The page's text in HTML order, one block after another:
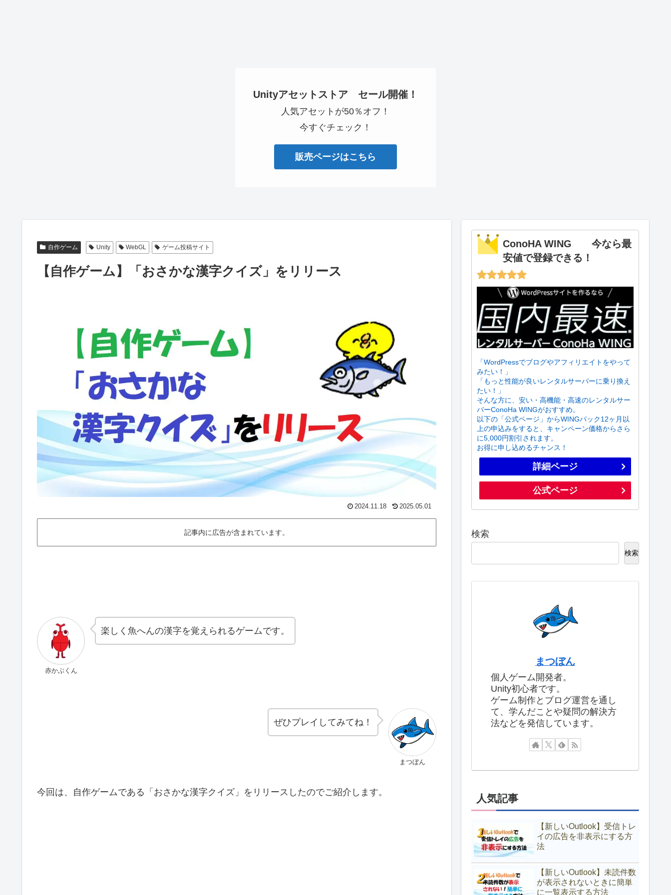
Unityアセットストア セール開催！
人気アセットが50％オフ！
今すぐチェック！
販売ページはこちら
自作ゲーム Unity WebGL ゲーム投稿サイト
【自作ゲーム】「おさかな漢字クイズ」をリリース
2024.11.18 2025.05.01
記事内に広告が含まれています。
赤かぶくん
楽しく魚へんの漢字を覚えられるゲームです。
まつぼん
ぜひプレイしてみてね！
今回は、自作ゲームである「おさかな漢字クイズ」をリリースしたのでご紹介します。
ConoHA WING 今なら最
安値で登録できる！
「WordPressでブログやアフィリエイトをやって
みたい！」
「もっと性能が良いレンタルサーバーに乗り換え
たい！」
そんな方に、安い・高機能・高速のレンタルサー
バーConoHa WINGがおすすめ。
以下の「公式ページ」からWINGパック12ヶ月以
上の申込みをすると、キャンペーン価格からさら
に5,000円割引されます。
お得に申し込めるチャンス！
詳細ページ
公式ページ
検索
検索
まつぼん
個人ゲーム開発者。
Unity初心者です。
ゲーム制作とブログ運営を通し
て、学んだことや疑問の解決方
法などを発信しています。
人気記事
【新しいOutlook】受信トレ
イの広告を非表示にする方
法
【新しいOutlook】未読件数
が表示されないときに簡単
に一覧表示する方法